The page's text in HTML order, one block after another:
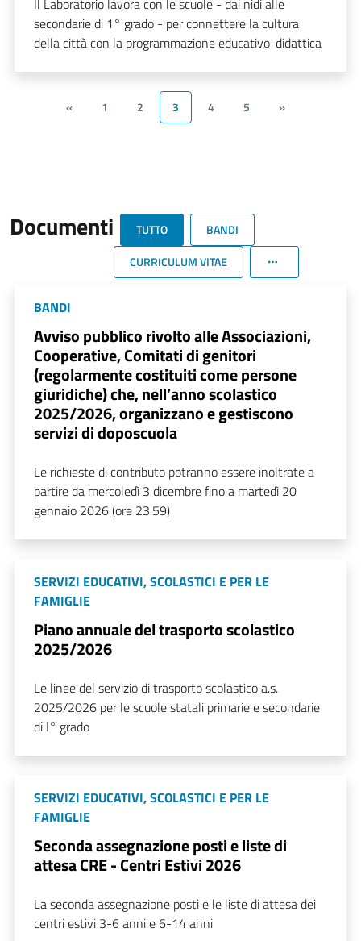
Il Laboratorio lavora con le scuole - dai nidi alle
secondarie di 1° grado - per connettere la cultura
della città con la programmazione educativo-didattica
« 1 2 3 4 5 »
Documenti TUTTO
BANDI
CURRICULUM VITAE
BANDI
Avviso pubblico rivolto alle Associazioni,
Cooperative, Comitati di genitori
(regolarmente costituiti come persone
giuridiche) che, nell’anno scolastico
2025/2026, organizzano e gestiscono
servizi di doposcuola
Le richieste di contributo potranno essere inoltrate a
partire da mercoledì 3 dicembre fino a martedì 20
gennaio 2026 (ore 23:59)
SERVIZI EDUCATIVI, SCOLASTICI E PER LE
FAMIGLIE
Piano annuale del trasporto scolastico
2025/2026
Le linee del servizio di trasporto scolastico a.s.
2025/2026 per le scuole statali primarie e secondarie
di I° grado
SERVIZI EDUCATIVI, SCOLASTICI E PER LE
FAMIGLIE
Seconda assegnazione posti e liste di
attesa CRE - Centri Estivi 2026
La seconda assegnazione posti e le liste di attesa dei
centri estivi 3-6 anni e 6-14 anni